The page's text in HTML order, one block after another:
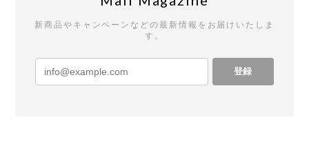
新商品やキャンペーンなどの最新情報をお届けいたしま
す。
登録